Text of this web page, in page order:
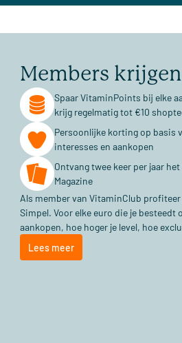
Members
Spaar VitaminPoints bij elke
krijg regelmatig tot €10
Persoonlijke korting op basis
interesses en aankopen
Ontvang twee keer per jaar
Magazine
Als member van VitaminClub
Simpel. Voor elke euro die je
aankopen, hoe hoger je level, hoe
Lees meer